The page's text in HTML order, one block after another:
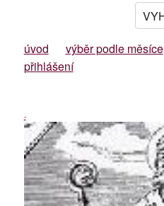
úvod výběr podle měsíce
přihlášení
-